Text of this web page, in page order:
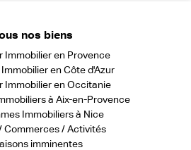
nos biens
Immobilier en Provence
en Côte d'Azur
Immobilier en Occitanie
à Aix-en-Provence
Immobiliers à Nice
Commerces / Activités
imminentes